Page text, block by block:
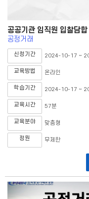
공공기관 임직원 입찰담
공정거래
신청기간 2024-10-17 ~
교육방법 온라인
학습기간 2024-10-17 ~
교육시간 57분
교육분야 맞춤형
정원 무제한